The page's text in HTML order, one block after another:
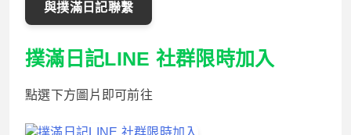
與撲滿日記聯繫
撲滿日記LINE 社群限時加入
點選下方圖片即可前往